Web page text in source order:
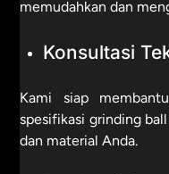
memudahkan dan
Konsultasi
Kami siap
spesifikasi grinding
dan material Anda.